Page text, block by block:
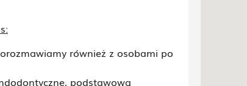
również z osobami po
podstawową